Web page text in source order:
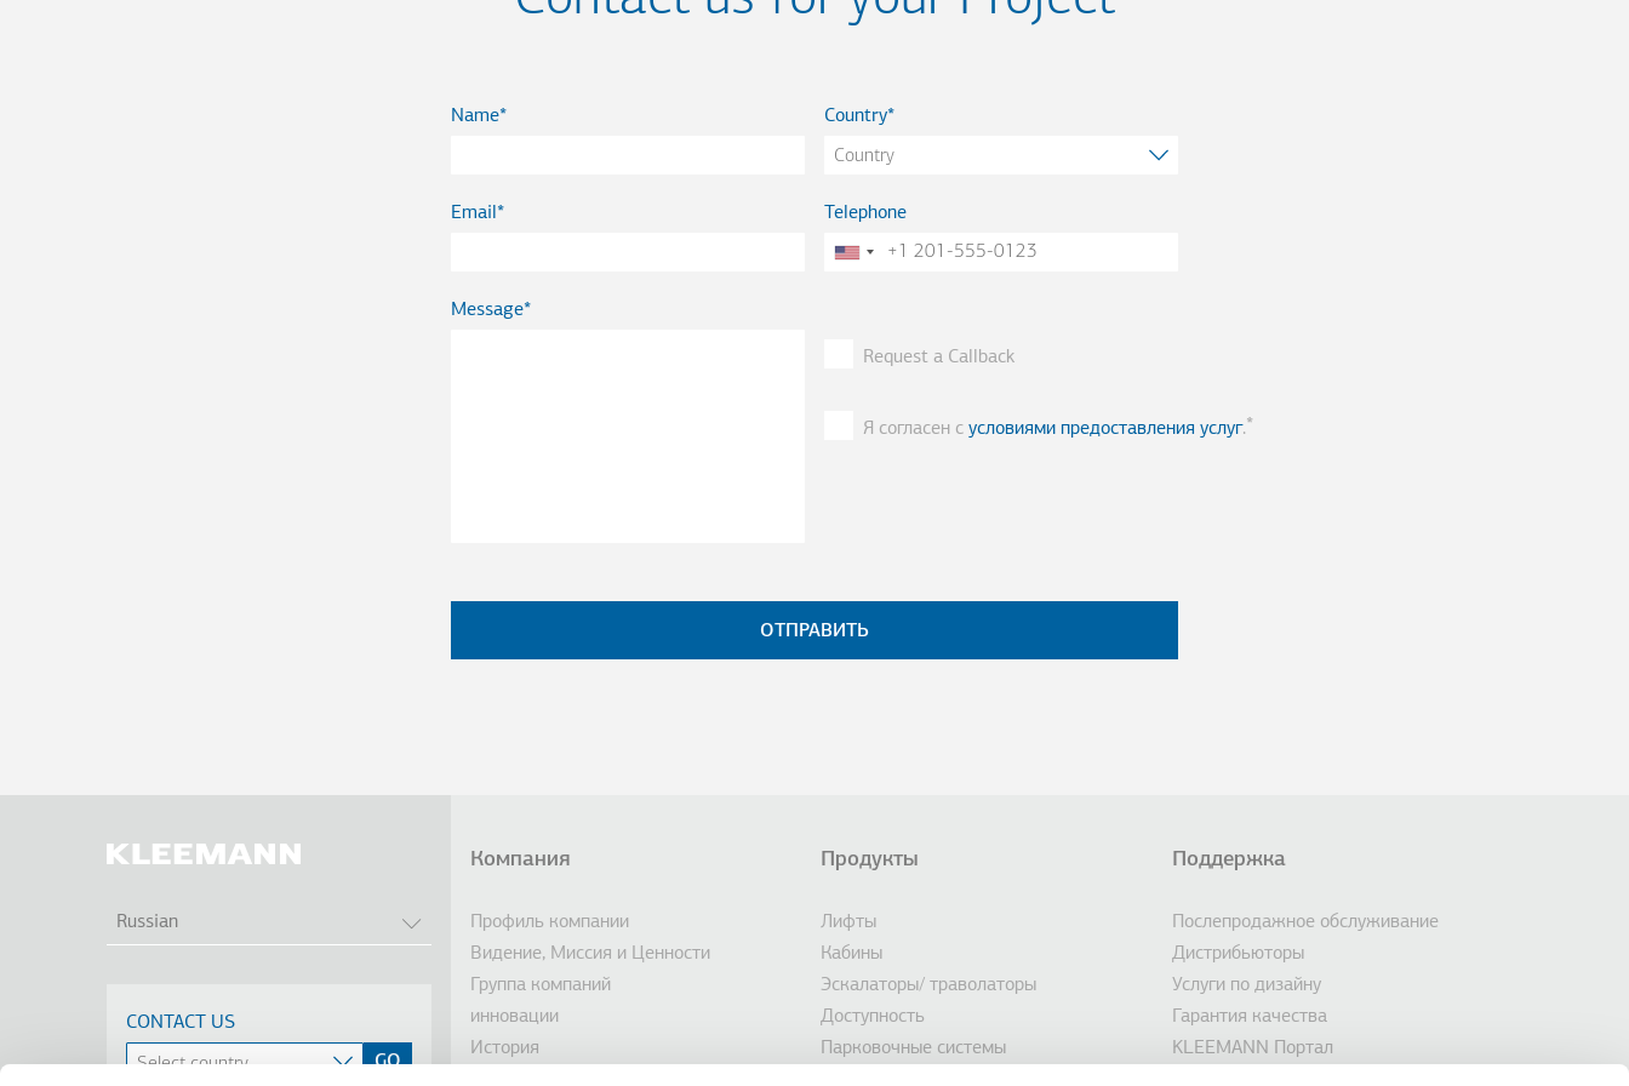
Name Country
Email Telephone
Message
Request a Callback
Я согласен с условиями предоставления услуг.
Russian
CONTACT US
Подвал
Компания
Профиль компании
Видение, Миссия и Ценности
Группа компаний
инновации
История
Продукты
Лифты
Кабины
Эскалаторы/ траволаторы
Доступность
Парковочные системы
Поддержка
Послепродажное обслуживание
Дистрибьюторы
Услуги по дизайну
Гарантия качества
KLEEMANN Портал